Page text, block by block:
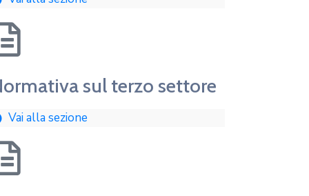
sul terzo settore
Vai alla sezione